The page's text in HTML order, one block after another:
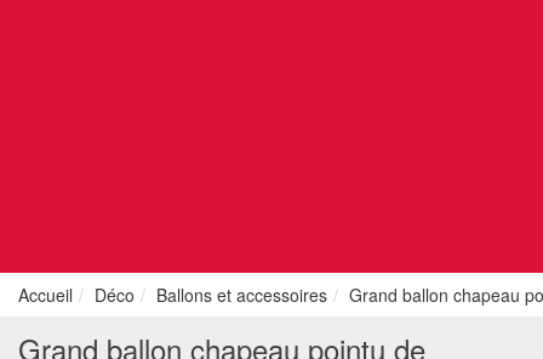
Accueil Déco Ballons et accessoires Grand ballon chapeau
Grand ballon chapeau pointu de